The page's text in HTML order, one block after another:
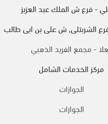
- فرع ش الملك عبد العزيز
الشربتلى, ش على بن ابى طالب
- مجمع الفريد الذهبي
مركز الخدمات الشامل
الجوازات
الجوازات